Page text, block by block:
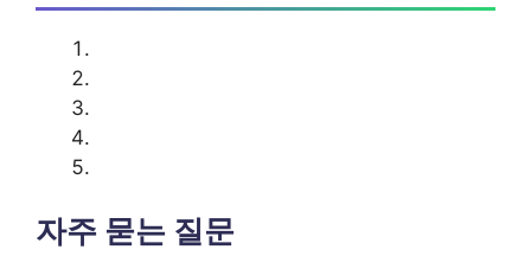
자주 묻는 질문